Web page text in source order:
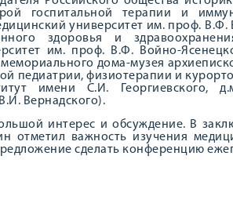
госпитальной терапии и
университет им. проф.
здоровья и
им. проф. В.Ф. Войно-
дома-музея
педиатрии, физиотерапии и
имени С.И. Георгиевского,
Вернадского).
интерес и обсуждение. В
отметил важность изучения
сделать конференцию